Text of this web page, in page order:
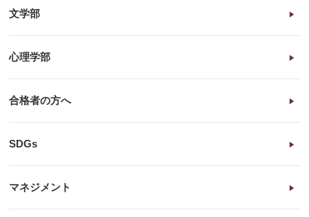
文学部
心理学部
合格者の方へ
SDGs
マネジメント